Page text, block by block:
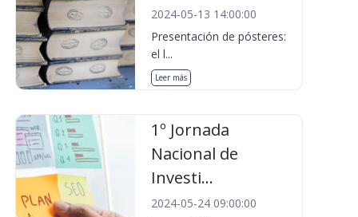
2024-05-13 14:00:00
Presentación de pósteres:
el l...
Leer más
1º Jornada
Nacional de
Investi...
2024-05-24 09:00:00